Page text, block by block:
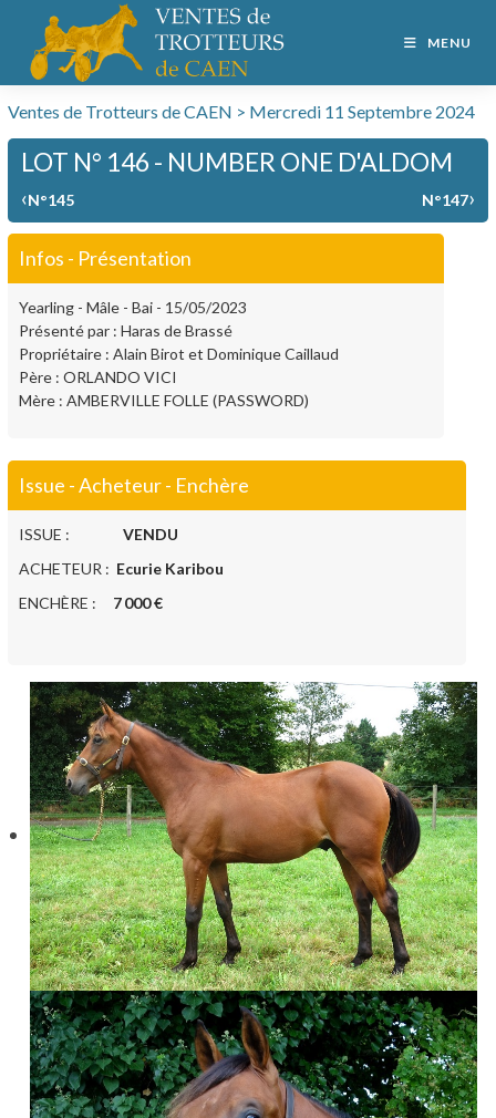
MENU
Ventes de Trotteurs de CAEN > Mercredi 11 Septembre 2024
LOT N° 146 - NUMBER ONE D'ALDOM
‹N°145 N°147›
Infos - Présentation
Yearling - Mâle - Bai - 15/05/2023
Présenté par : Haras de Brassé
Propriétaire : Alain Birot et Dominique Caillaud
Père : ORLANDO VICI
Mère : AMBERVILLE FOLLE (PASSWORD)
Issue - Acheteur - Enchère
ISSUE : VENDU
ACHETEUR : Ecurie Karibou
ENCHÈRE : 7 000 €